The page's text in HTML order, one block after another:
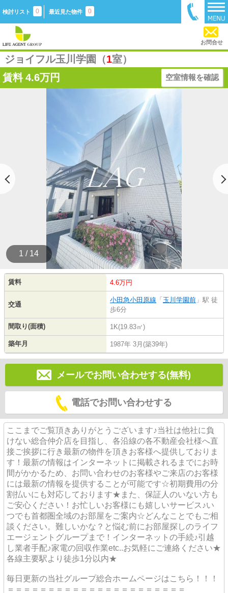
検討リスト 0 最近見た物件 0
お問合せ
ジョイフル玉川学園（1室）
賃料 4.6万円 空室情報を確認
1 / 14
賃料 4.6万円
交通
小田急小田原線 「 玉川学園前 」駅 徒
歩6分
間取り(面積) 1K(19.83㎡)
築年月 1987年 3月(築39年)
メールでお問い合わせする(無料)
電話でお問い合わせする
ここまでご覧頂きありがとうございます♪当社は他社に負
けない総合仲介店を目指し、各沿線の各不動産会社様へ直
接ご挨拶に行き最新の物件を頂きお客様へ提供しておりま
す！最新の情報はインターネットに掲載されるまでにお時
間がかかるため、お問い合わせのお客様やご来店のお客様
には最新の情報を提供することが可能です☆初期費用の分
割払いにも対応しております★また、保証人のいない方も
ご安心ください！お忙しいお客様にも嬉しいサービス♪い
つでも首都圏全域のお部屋をご案内☆どんなことでもご相
談ください。難しいかな？と悩む前にお部屋探しのライフ
エージェントグループまで！インターネットの手続♪引越
し業者手配♪家電の回収作業etc..お気軽にご連絡ください★
各線主要駅より徒歩1分以内★
毎日更新の当社グループ総合ホームページはこちら！！！
＝＝＝＝＝＝＝＝＝＝＝＝＝＝＝＝＝＝＝＝＝＝